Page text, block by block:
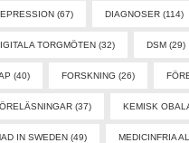
(67) DIAGNOSER (114)
TORGMÖTEN (32) DSM (29)
(40) FORSKNING (26)
(37) KEMISK
IN SWEDEN (49) MEDICINFRIA